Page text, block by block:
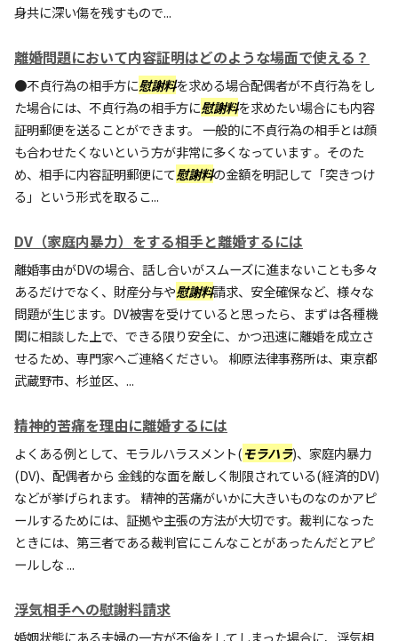
身共に深い傷を残すもので...
離婚問題において内容証明はどのような場面で使える？
●不貞行為の相手方に慰謝料を求める場合配偶者が不貞行為をし
た場合には、不貞行為の相手方に慰謝料を求めたい場合にも内容
証明郵便を送ることができます。 一般的に不貞行為の相手とは顔
も合わせたくないという方が非常に多くなっています 。そのた
め、相手に内容証明郵便にて慰謝料の金額を明記して「突きつけ
る」という形式を取るこ...
DV（家庭内暴力）をする相手と離婚するには
離婚事由がDVの場合、話し合いがスムーズに進まないことも多々
あるだけでなく、財産分与や慰謝料請求、安全確保など、様々な
問題が生じます。DV被害を受けていると思ったら、まずは各種機
関に相談した上で、できる限り安全に、かつ迅速に離婚を成立さ
せるため、専門家へご連絡ください。 柳原法律事務所は、東京都
武蔵野市、杉並区、...
精神的苦痛を理由に離婚するには
よくある例として、モラルハラスメント(モラハラ)、家庭内暴力
(DV)、配偶者から 金銭的な面を厳しく制限されている(経済的DV)
などが挙げられます。 精神的苦痛がいかに大きいものなのかアピ
ールするためには、証拠や主張の方法が大切です。裁判になった
ときには、第三者である裁判官にこんなことがあったんだとアピ
ールしな ...
浮気相手への慰謝料請求
婚姻状態にある夫婦の一方が不倫をしてしまった場合に、浮気相